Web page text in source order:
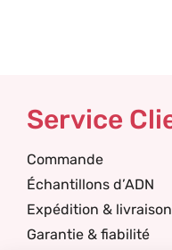
Service
Commande
Échantillons d’ADN
Expédition & livraison
Garantie & fiabilité